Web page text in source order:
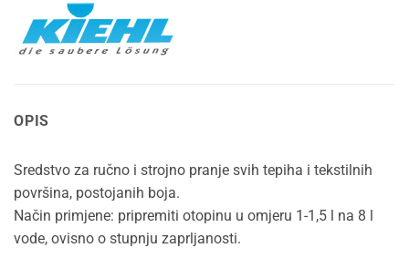
OPIS
Sredstvo za ručno i strojno pranje svih tepiha i tekstilnih
površina, postojanih boja.
Način primjene: pripremiti otopinu u omjeru 1-1,5 l na 8 l
vode, ovisno o stupnju zaprljanosti.